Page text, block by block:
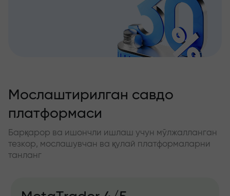
Мослаштирилган савдо
платформаси
Барқарор ва ишончли ишлаш учун мўлжалланган
тезкор, мослашувчан ва қулай платформаларни
танланг